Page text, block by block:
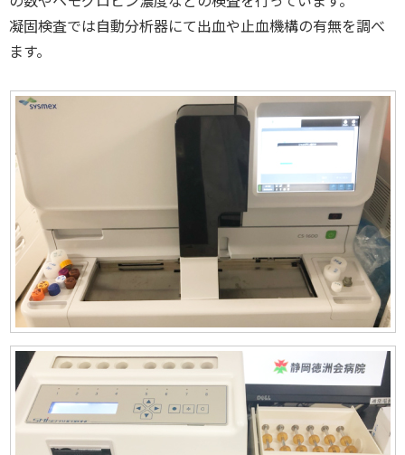
凝固検査では自動分析器にて出血や止血機構の有無を調べ
ます。